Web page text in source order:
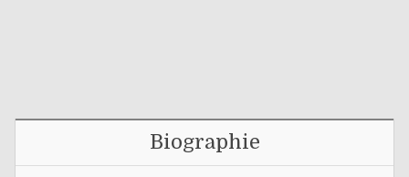
Biographie